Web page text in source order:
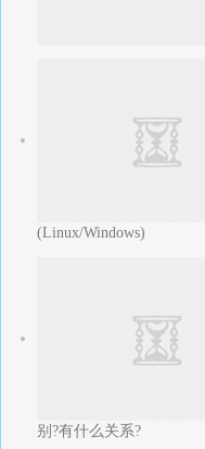
(Linux/Windows)
别?有什么关系?